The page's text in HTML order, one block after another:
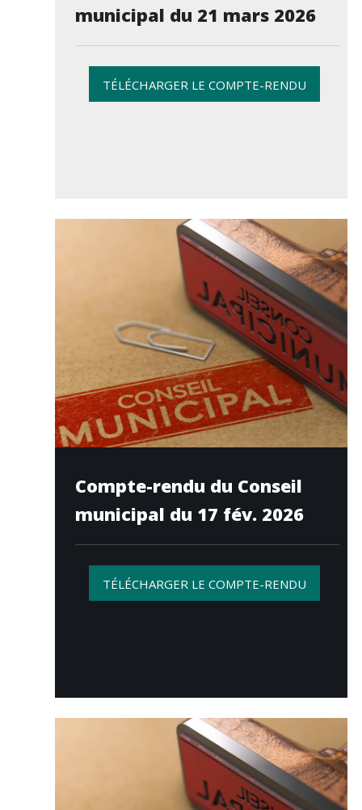
municipal du 21 mars 2026
TÉLÉCHARGER LE COMPTE-RENDU
Compte-rendu du Conseil
municipal du 17 fév. 2026
TÉLÉCHARGER LE COMPTE-RENDU